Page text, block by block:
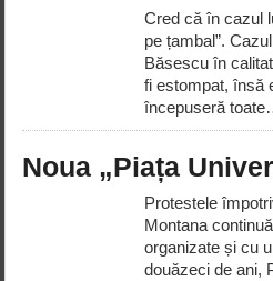
Cred că în cazul
pe țambal”.
Băsescu în
fi estompat, însă
începuseră
Noua „Piața
Protestele
Montana
organizate și cu
douăzeci de ani,